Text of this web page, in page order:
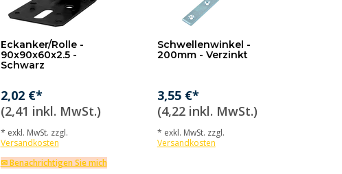
Eckanker/Rolle -
90x90x60x2.5 -
Schwarz
2,02 €*
(2,41 inkl. MwSt.)
* exkl. MwSt. zzgl.
Versandkosten
✉ Benachrichtigen Sie mich
Schwellenwinkel -
200mm - Verzinkt
3,55 €*
(4,22 inkl. MwSt.)
* exkl. MwSt. zzgl.
Versandkosten